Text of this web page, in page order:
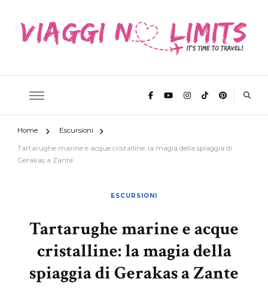
Viaggi No
Limits
Home Escursioni
Tartarughe marine e acque cristalline: la magia della spiaggia di
Gerakas a Zante
ESCURSIONI
Tartarughe marine e acque
cristalline: la magia della
spiaggia di Gerakas a Zante